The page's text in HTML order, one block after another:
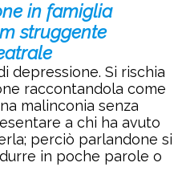
in famiglia
struggente
depressione. Si rischia
raccontandola come
malinconia senza
a chi ha avuto
perciò parlandone si
in poche parole o